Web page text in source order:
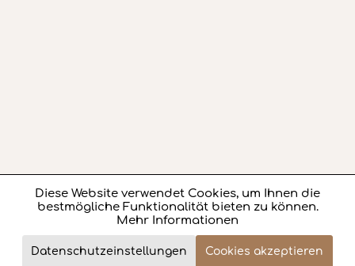
396,- €
Funktionale Aktiv
Marketing Aktiv
Diese Website verwendet Cookies, um Ihnen die
bestmögliche Funktionalität bieten zu können.
Mehr Informationen
Datenschutzeinstellungen Cookies akzeptieren